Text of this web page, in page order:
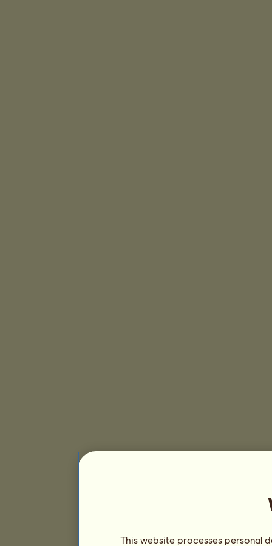
This website processes personal